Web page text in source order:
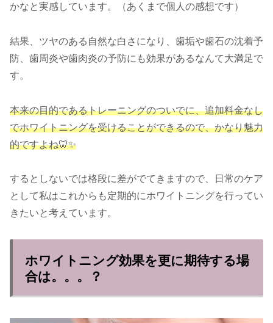
かなと実感しています。（あくまで個人の感想です）
結果、ツヤのある自然な白さになり、歯垢や歯石の沈着予
防、歯周炎や歯肉炎の予防にも効果があるなんて大満足で
す。
本来の目的であるトレーニングのついでに、追加料金なし
でホワイトニングを受けることができるので、かなり魅力
的ですよね🦷✨
するとしないでは格段に差がでてきますので、日常のケア
として私はこれからも定期的にホワイトニングを行ってい
きたいと考えています。
ホワイトニング効果を更に期待する場
合は。。。？